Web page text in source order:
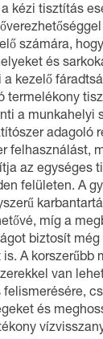
kézi tisztítás
számára,
és
kezelő
termelékony
a munkahelyi
adagoló
felhasználást,
az egységes
felületen. A
míg a
biztosít
A korszerűbb
van
felismerésére,
és